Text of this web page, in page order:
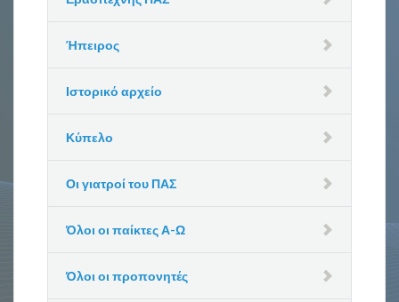
Ήπειρος
Ιστορικό αρχείο
Κύπελο
Οι γιατροί του ΠΑΣ
Όλοι οι παίκτες Α-Ω
Όλοι οι προπονητές